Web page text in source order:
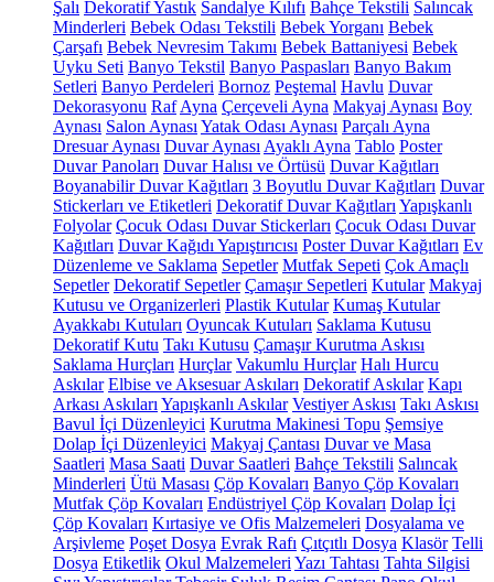
Şalı Dekoratif Yastık Sandalye Kılıfı Bahçe Tekstili Salıncak
Minderleri Bebek Odası Tekstili Bebek Yorganı Bebek
Çarşafı Bebek Nevresim Takımı Bebek Battaniyesi Bebek
Uyku Seti Banyo Tekstil Banyo Paspasları Banyo Bakım
Setleri Banyo Perdeleri Bornoz Peştemal Havlu Duvar
Dekorasyonu Raf Ayna Çerçeveli Ayna Makyaj Aynası Boy
Aynası Salon Aynası Yatak Odası Aynası Parçalı Ayna
Dresuar Aynası Duvar Aynası Ayaklı Ayna Tablo Poster
Duvar Panoları Duvar Halısı ve Örtüsü Duvar Kağıtları
Boyanabilir Duvar Kağıtları 3 Boyutlu Duvar Kağıtları Duvar
Stickerları ve Etiketleri Dekoratif Duvar Kağıtları Yapışkanlı
Folyolar Çocuk Odası Duvar Stickerları Çocuk Odası Duvar
Kağıtları Duvar Kağıdı Yapıştırıcısı Poster Duvar Kağıtları Ev
Düzenleme ve Saklama Sepetler Mutfak Sepeti Çok Amaçlı
Sepetler Dekoratif Sepetler Çamaşır Sepetleri Kutular Makyaj
Kutusu ve Organizerleri Plastik Kutular Kumaş Kutular
Ayakkabı Kutuları Oyuncak Kutuları Saklama Kutusu
Dekoratif Kutu Takı Kutusu Çamaşır Kurutma Askısı
Saklama Hurçları Hurçlar Vakumlu Hurçlar Halı Hurcu
Askılar Elbise ve Aksesuar Askıları Dekoratif Askılar Kapı
Arkası Askıları Yapışkanlı Askılar Vestiyer Askısı Takı Askısı
Bavul İçi Düzenleyici Kurutma Makinesi Topu Şemsiye
Dolap İçi Düzenleyici Makyaj Çantası Duvar ve Masa
Saatleri Masa Saati Duvar Saatleri Bahçe Tekstili Salıncak
Minderleri Ütü Masası Çöp Kovaları Banyo Çöp Kovaları
Mutfak Çöp Kovaları Endüstriyel Çöp Kovaları Dolap İçi
Çöp Kovaları Kırtasiye ve Ofis Malzemeleri Dosyalama ve
Arşivleme Poşet Dosya Evrak Rafı Çıtçıtlı Dosya Klasör Telli
Dosya Etiketlik Okul Malzemeleri Yazı Tahtası Tahta Silgisi